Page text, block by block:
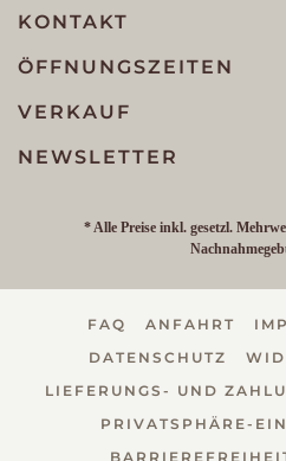
KONTAKT
ÖFFNUNGSZEITEN
VERKAUF
NEWSLETTER
* Alle Preise inkl. gesetzl.
FAQ ANFAHRT
DATENSCHUTZ
LIEFERUNGS- UND
PRIVATSPHÄRE-